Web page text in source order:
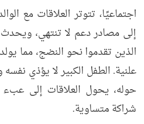
اجتماعيًا، تتوتر العلاقات مع
إلى مصادر دعم لا تنتهي،
الذين تقدموا نحو النضج، مما
علنية. الطفل الكبير لا يؤذي
حوله، يحول العلاقات إلى
شراكة متساوية.